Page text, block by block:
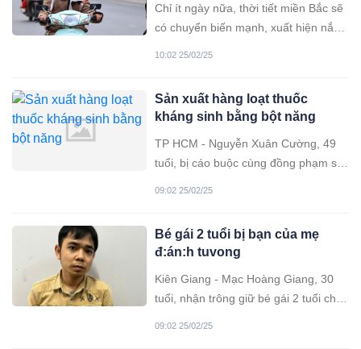
Chỉ ít ngày nữa, thời tiết miền Bắc sẽ
có chuyển biến mạnh, xuất hiện nắng
10:02 25/02/25
Sản xuất hàng loạt thuốc
kháng sinh bằng bột năng
TP HCM - Nguyễn Xuân Cường, 49
tuổi, bị cáo buộc cùng đồng phạm sử
đồng.
09:02 25/02/25
Bé gái 2 tuổi bị bạn của mẹ
đ:án:h tuvong
Kiên Giang - Mạc Hoàng Giang, 30
tuổi, nhận trông giữ bé gái 2 tuổi cho
09:02 25/02/25